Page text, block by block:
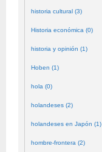
historia cultural (3)
Historia económica (0)
historia y opinión (1)
Hoben (1)
hola (0)
holandeses (2)
holandeses en Japón (1)
hombre-frontera (2)